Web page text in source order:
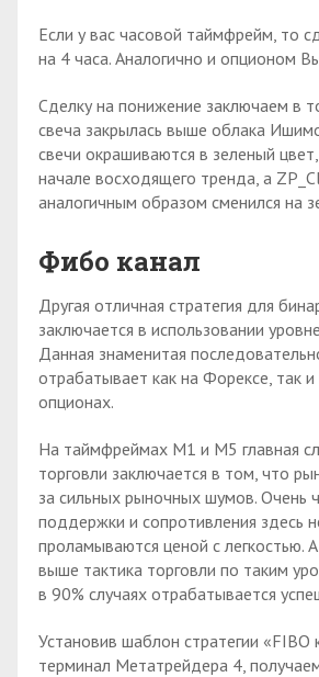
Если у вас часовой таймфрейм, то
на 4 часа. Аналогично и опционом
Сделку на понижение заключаем в
свеча закрылась выше облака
свечи окрашиваются в зеленый
начале восходящего тренда, а
аналогичным образом сменился на
Фибо канал
Другая отличная стратегия для
заключается в использовании
Данная знаменитая
отрабатывает как на Форексе, так
опционах.
На таймфреймах М1 и М5 главная
торговли заключается в том, что
за сильных рыночных шумов. Очень
поддержки и сопротивления здесь
проламываются ценой с легкостью.
выше тактика торговли по таким
в 90% случаях отрабатывается
Установив шаблон стратегии «FIBO
терминал Метатрейдера 4,